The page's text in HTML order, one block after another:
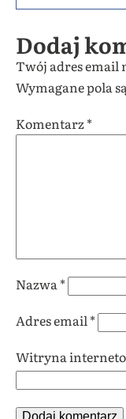
Dodaj
Twój adres email
Wymagane pola
Komentarz*
Nazwa*
Adres email*
Witryna